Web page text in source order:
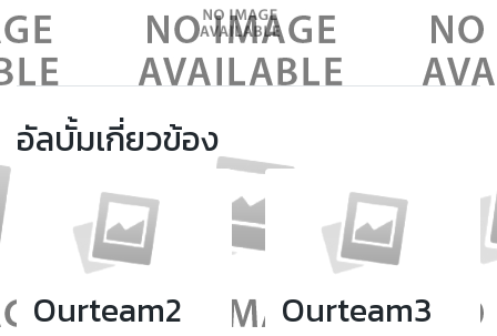
อัลบั้มเกี่ยวข้อง
Ourteam2 Ourteam3